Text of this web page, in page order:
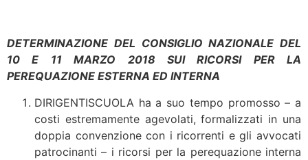
DETERMINAZIONE DEL CONSIGLIO NAZIONALE DEL
10 E 11 MARZO 2018 SUI RICORSI PER LA
PEREQUAZIONE ESTERNA ED INTERNA
DIRIGENTISCUOLA ha a suo tempo promosso – a
costi estremamente agevolati, formalizzati in una
doppia convenzione con i ricorrenti e gli avvocati
patrocinanti – i ricorsi per la perequazione interna